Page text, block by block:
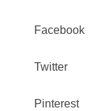
Facebook
Twitter
Pinterest